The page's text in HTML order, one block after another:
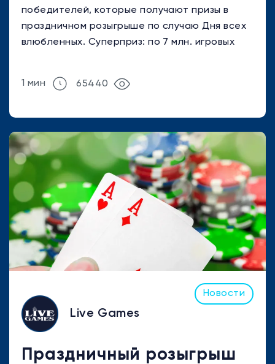
победителей, которые получают призы в
праздничном розыгрыше по случаю Дня всех
влюбленных. Суперприз: по 7 млн. игровых
1 мин 65440
Live Games
Новости
Праздничный розыгрыш